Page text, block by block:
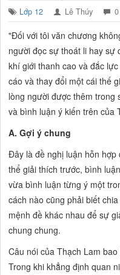
Lớp 12 Lê Thúy 0
"Đối với tôi văn chương
người đọc sự thoát li hay sự
khí giới thanh cao và đắc
cáo và thay đổi một cái thế
lòng người được thêm trong
và bình luận ý kiến trên của
A. Gợi ý chung
Đây là đề nghị luận hỗn
thể giải thích trước, bình
vừa bình luận từng ý một
cách nào cũng phải biết
mệnh đề khác nhau để sự
chung chung.
Câu nói của Thạch Lam
Trong khi khẳng định quan